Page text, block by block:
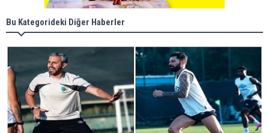
Bu Kategorideki Diğer Haberler